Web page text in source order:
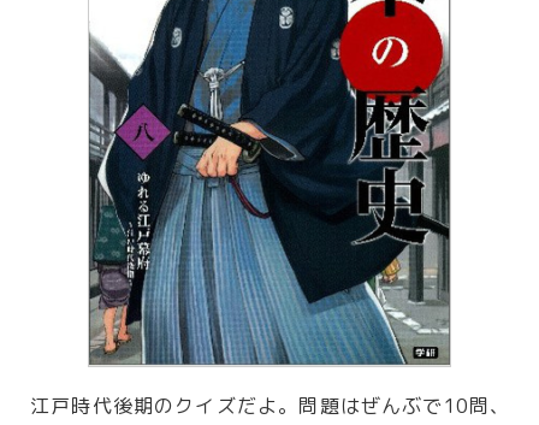
江戸時代後期のクイズだよ。問題はぜんぶで10問、